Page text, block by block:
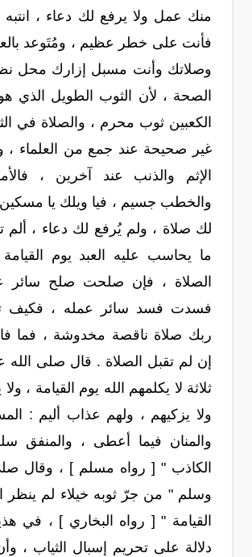
منك عمل ولا يرفع لك دعاء ، انتبه
فأنت على خطر عظيم ، ومُتَوعد
وصلاتك وأنت مسبل إزارك محل
الصحة ، لأن الثوب الطويل الذي
الكعبين ثوب محرم ، والصلاة في
غير صحيحة عند جمع من العلماء
الإثم والذنب عند آخرين ،
والخطب جسيم ، فيا ويلك يا
لك صلاة ، ولم يُرفع لك دعاء ، ألم
ما يحاسب عليه العبد يوم
الصلاة ، فإن صلحت صلح سائر
فسدت فسد سائر عمله ، فكيف
ربك صلاة ناقصة مخدوشة ، فما
إن لم تقبل الصلاة . قال صلى الله
ثلاثة لا يكلمهم الله يوم القيامة ،
ولا يزكيهم ، ولهم عذاب أليم :
والمنان فيما أعطى ، والمنفق
الكاذب " [ رواه مسلم ] ، وقال
وسلم " من جرّ ثوبه خيلاء لم ينظر
القيامة " [ رواه البخاري ] ، في
دلالة على تحريم إسبال الثياب ،